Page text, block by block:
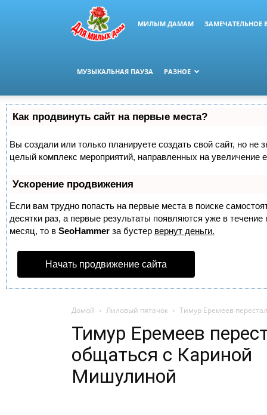
МИЛЫМ ДАМАМ ЗАМЕЧАТЕЛЬНОЕ
МУЗЫКАЛЬНАЯ ПАУЗА РАЗНОЕ
Как продвинуть сайт на первые места?
Вы создали или только планируете создать свой сайт, но не
целый комплекс мероприятий, направленных на увеличение
Ускорение продвижения
Если вам трудно попасть на первые места в поиске
десятки раз, а первые результаты появляются уже в
месяц, то в SeoHammer за бустер вернут деньги.
Начать продвижение сайта
Домой Лиловый пятачок Тимур Еремеев
Тимур Еремеев
общаться с Кариной
Мишулиной